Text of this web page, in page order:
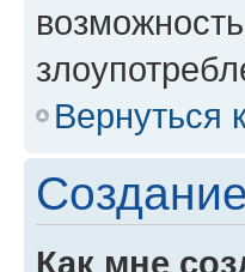
Вернуться
Как мне